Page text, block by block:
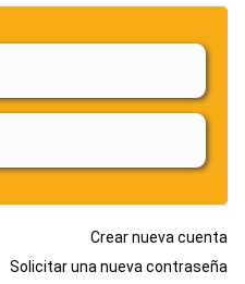
Crear nueva cuenta
Solicitar una nueva contraseña